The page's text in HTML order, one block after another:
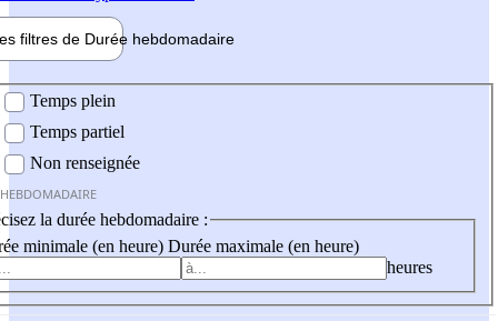
filtres de Durée hebdomadaire
Temps plein
Temps partiel
Non renseignée
la durée hebdomadaire :
minimale (en heure) Durée maximale (en heure)
heures